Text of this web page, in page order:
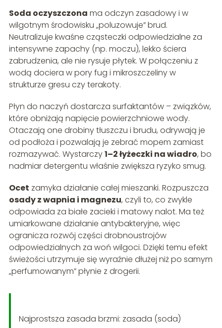
Soda oczyszczona ma odczyn zasadowy i w
wilgotnym środowisku „poluzowuje” brud.
Neutralizuje kwaśne cząsteczki odpowiedzialne za
intensywne zapachy (np. moczu), lekko ściera
zabrudzenia, ale nie rysuje płytek. W połączeniu z
wodą dociera w pory fug i mikroszczeliny w
strukturze gresu czy terakoty.
Płyn do naczyń dostarcza surfaktantów – związków,
które obniżają napięcie powierzchniowe wody.
Otaczają one drobiny tłuszczu i brudu, odrywają je
od podłoża i pozwalają je zebrać mopem zamiast
rozmazywać. Wystarczy1–2 łyżeczki na wiadro, bo
nadmiar detergentu właśnie zwiększa ryzyko smug.
Ocet zamyka działanie całej mieszanki. Rozpuszcza
osady z wapnia i magnezu, czyli to, co zwykle
odpowiada za białe zacieki i matowy nalot. Ma też
umiarkowane działanie antybakteryjne, więc
ogranicza rozwój części drobnoustrojów
odpowiedzialnych za woń wilgoci. Dzięki temu efekt
świeżości utrzymuje się wyraźnie dłużej niż po samym
„perfumowanym” płynie z drogerii.
Najprostsza zasada brzmi: zasada (soda)